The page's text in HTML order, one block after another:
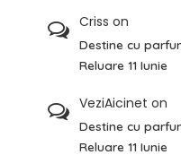
Criss on
Destine cu
Reluare 11 Iunie
VeziAicinet on
Destine cu
Reluare 11 Iunie